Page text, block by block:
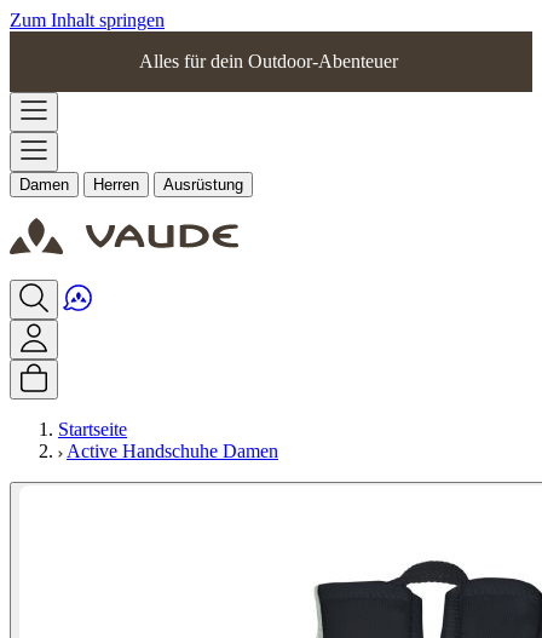
Zum Inhalt springen
Alles für dein Outdoor-Abenteuer
Damen Herren Ausrüstung
Startseite
Active Handschuhe Damen